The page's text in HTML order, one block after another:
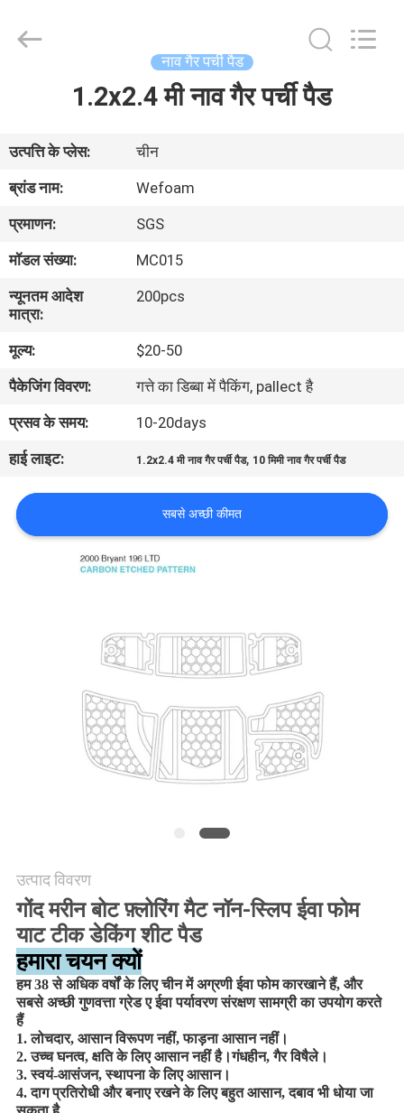
उत्पादों
वीडियो
हमारे
बारे
कारखाना
भ्रमण
नियंत्रण
साइटमैप
PRIVACY
POLICY
Co.,Ltd.
नाव गैर पर्ची पैड
1.2x2.4 मी नाव गैर पर्ची पैड
उत्पत्ति के प्लेस:
चीन
ब्रांड नाम:
Wefoam
प्रमाणन:
SGS
मॉडल संख्या:
MC015
न्यूनतम आदेश
मात्रा:
200pcs
मूल्य:
$20-50
पैकेजिंग विवरण:
गत्ते का डिब्बा में पैकिंग, pallect है
प्रसव के समय:
10-20days
हाई लाइट:
1.2x2.4 मी नाव गैर पर्ची पैड, 10 मिमी नाव गैर पर्ची पैड
सबसे अच्छी कीमत
उत्पाद विवरण
गोंद मरीन बोट फ़्लोरिंग मैट नॉन-स्लिप ईवा फोम
याट टीक डेकिंग शीट पैड
हमारा चयन क्यों
हम 38 से अधिक वर्षों के लिए चीन में अग्रणी ईवा फोम कारखाने हैं, और
सबसे अच्छी गुणवत्ता ग्रेड ए ईवा पर्यावरण संरक्षण सामग्री का उपयोग करते
हैं
1. लोचदार, आसान विरूपण नहीं, फाड़ना आसान नहीं।
2. उच्च घनत्व, क्षति के लिए आसान नहीं है।गंधहीन, गैर विषैले।
3. स्वयं-आसंजन, स्थापना के लिए आसान।
4. दाग प्रतिरोधी और बनाए रखने के लिए बहुत आसान, दबाव भी धोया जा